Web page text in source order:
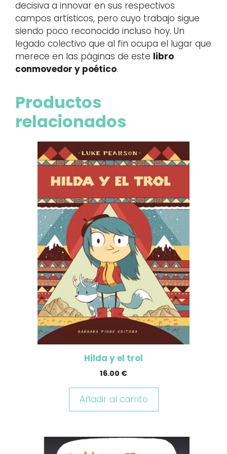
decisiva a innovar en sus respectivos
campos artísticos, pero cuyo trabajo sigue
siendo poco reconocido incluso hoy. Un
legado colectivo que al fin ocupa el lugar que
merece en las páginas de este libro
conmovedor y poético.
Productos
relacionados
Hilda y el trol
16.00 €
Añadir al carrito